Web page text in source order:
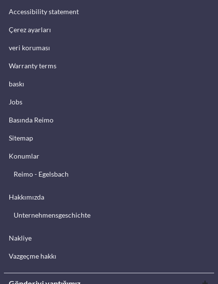
Accessibility statement
Çerez ayarları
veri koruması
Warranty terms
baskı
Jobs
Basında Reimo
Sitemap
Konumlar
Reimo - Egelsbach
Hakkımızda
Unternehmensgeschichte
Nakliye
Vazgeçme hakkı